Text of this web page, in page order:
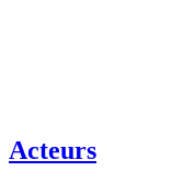
Acteurs